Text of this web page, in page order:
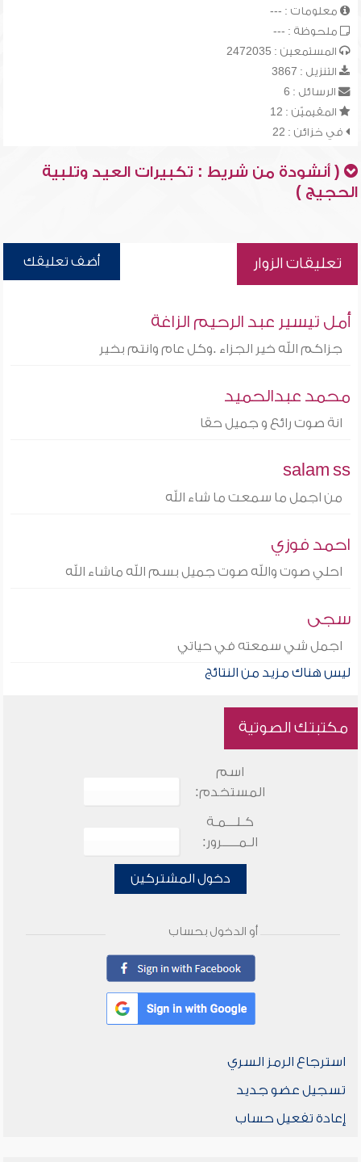
معلومات : ---
ملحوظة : ---
المستمعين : 2472035
التنزيل : 3867
الرسائل : 6
المقيميّن : 12
في خزائن : 22
( أنشودة من شريط : تكبيرات العيد وتلبية
الحجيج )
تعليقات الزوار أضف تعليقك
أمل تيسير عبد الرحيم الزاغة
جزاكم الله خير الجزاء .وكل عام وانتم بخير
محمد عبدالحميد
انة صوت رائع و جميل حقا
salam ss
من اجمل ما سمعت ما شاء الله
احمد فوزي
احلي صوت والله صوت جميل بسم الله ماشاء الله
سجى
اجمل شي سمعته في حياتي
ليس هناك مزيد من النتائج
مكتبتك الصوتية
اسم
المستخدم:
كـلـــمـة
الـمـــــرور:
دخول المشتركين
أو الدخول بحساب
استرجاع الرمز السري
تسجيل عضو جديد
إعادة تفعيل حساب